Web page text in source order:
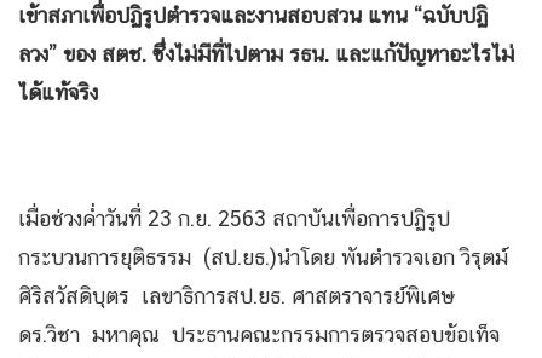
เข้าสภาเพื่อปฏิรูปตำรวจและงานสอบสวน แทน “ฉบับปฏิ
ลวง” ของ สตช. ซึ่งไม่มีที่ไปตาม รธน. และแก้ปัญหาอะไรไม่
ได้แท้จริง
เมื่อช่วงค่ำวันที่ 23 ก.ย. 2563 สถาบันเพื่อการปฏิรูป
กระบวนการยุติธรรม (สป.ยธ.)นำโดย พันตำรวจเอก วิรุตม์
ศิริสวัสดิบุตร เลขาธิการสป.ยธ. ศาสตราจารย์พิเศษ
ดร.วิชา มหาคุณ ประธานคณะกรรมการตรวจสอบข้อเท็จ